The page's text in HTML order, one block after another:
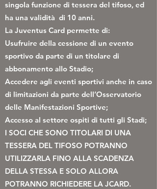
singola funzione di tessera del tifoso, ed
ha una validità di 10 anni.
La Juventus Card permette di:
Usufruire della cessione di un evento
sportivo da parte di un titolare di
abbonamento allo Stadio;
Accedere agli eventi sportivi anche in caso
di limitazioni da parte dell’Osservatorio
delle Manifestazioni Sportive;
Accesso al settore ospiti di tutti gli Stadi;
I SOCI CHE SONO TITOLARI DI UNA
TESSERA DEL TIFOSO POTRANNO
UTILIZZARLA FINO ALLA SCADENZA
DELLA STESSA E SOLO ALLORA
POTRANNO RICHIEDERE LA JCARD.